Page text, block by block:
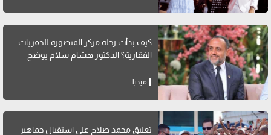
كيف بدأت رحلة مركز المنصورة للحفريات
الفقارية؟ الدكتور هشام سلام يوضح
ميديا
تعليق محمد صلاح على استقبال جماهير